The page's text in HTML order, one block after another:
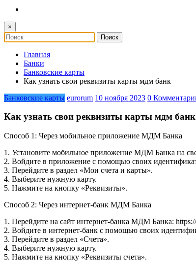
×
Главная
Банки
Банковские карты
Как узнать свои реквизиты карты мдм банк
Банковские карты eurorum 10 ноября 2023 0
Как узнать свои реквизиты карты мдм банк
Способ 1: Через мобильное приложение МДМ Банка
1. Установите мобильное приложение МДМ Банка на
2. Войдите в приложение с помощью своих
3. Перейдите в раздел «Мои счета и карты».
4. Выберите нужную карту.
5. Нажмите на кнопку «Реквизиты».
Способ 2: Через интернет-банк МДМ Банка
1. Перейдите на сайт интернет-банка МДМ Банка:
2. Войдите в интернет-банк с помощью своих
3. Перейдите в раздел «Счета».
4. Выберите нужную карту.
5. Нажмите на кнопку «Реквизиты счета».